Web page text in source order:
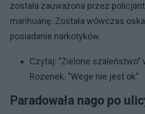
została zauważona przez
marihuanę. Została wówczas
posiadanie narkotyków.
Czytaj: "Zielone szaleństwo"
Rozenek. "Wege nie jest ok"
Paradowała nago po